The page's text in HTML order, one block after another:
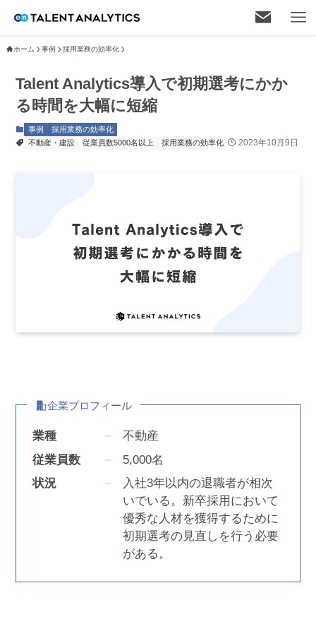
ホーム 事例 採用業務の効率化
Talent Analytics導入で初期選考にかか
る時間を大幅に短縮
事例
採用業務の効率化
不動産・建設
従業員数5000名以上 採用業務の効率化 2023年10月9日
企業プロフィール
業種
不動産
従業員数
5,000名
状況
入社3年以内の退職者が相次
いでいる。新卒採用において
優秀な人材を獲得するために
初期選考の見直しを行う必要
がある。